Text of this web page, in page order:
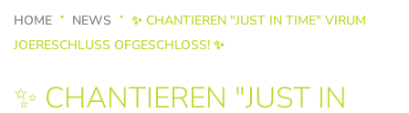
HOME NEWS
✨ CHANTIEREN "JUST IN TIME" VIRUM
JOERESCHLUSS OFGESCHLOSS! ✨
✨ CHANTIEREN "JUST IN